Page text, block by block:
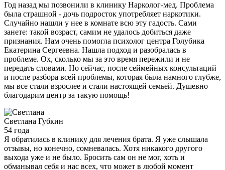
Год назад мы позвонили в клинику Нарколог-мед. Проблема
была страшной - дочь подросток употребляет наркотики.
Случайно нашли у нее в комнате всю эту гадость. Сами
занете: такой возраст, самим не удалось добиться даже
признания. Нам очень помогла психолог центра Голубика
Екатерина Сергеевна. Нашла подход и разобралась в
проблеме. Ох, сколько мы за это время пережили и не
передать словами. Но сейчас, после сеймейных консультаций
и после разбора всей проблемы, которая была намного глубже,
мы все стали взрослее и стали настоящей семьей. Душевно
благодарим центр за такую помощь!
Светлана Губкин
54 года
Я обратилась в клинику для лечения брата. Я уже слышала
отзывы, но конечно, сомневалась. Хотя никакого другого
выхода уже и не было. Бросить сам он не мог, хоть и
обманывал себя и нас всех, что может в любой момент